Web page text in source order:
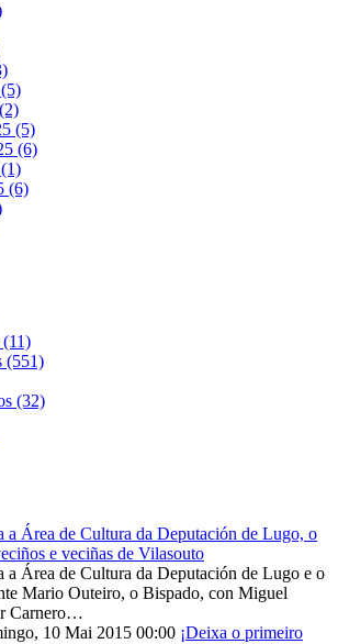
(5)
(6)
(6)
(11)
(551)
(32)
Área de Cultura da Deputación de Lugo, o
e veciñas de Vilasouto
Área de Cultura da Deputación de Lugo e o
Mario Outeiro, o Bispado, con Miguel
Carnero…
10 Mai 2015 00:00 ¡Deixa o primeiro